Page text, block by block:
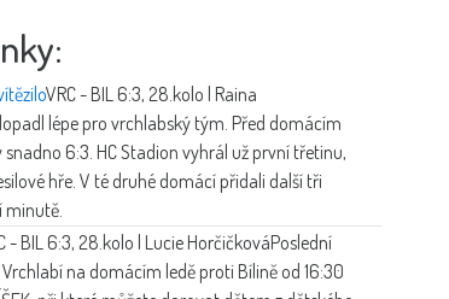
VRC - BIL 6:3, 28.kolo | Raina
lépe pro vrchlabský tým. Před domácím
6:3. HC Stadion vyhrál už první třetinu,
hře. V té druhé domácí přidali další tři
minutě.
- BIL 6:3, 28.kolo | Lucie HorčičkováPoslední
na domácím ledě proti Bílině od 16:30